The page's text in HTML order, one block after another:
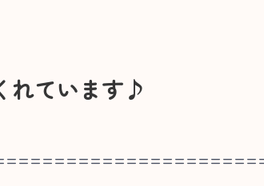
れています♪